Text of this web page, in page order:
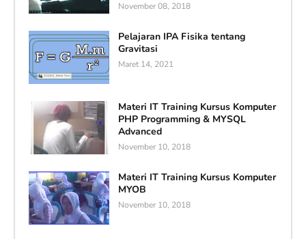
November 08, 2018
Pelajaran IPA Fisika tentang
Gravitasi
Maret 14, 2021
Materi IT Training Kursus Komputer
PHP Programming & MYSQL
Advanced
November 10, 2018
Materi IT Training Kursus Komputer
MYOB
November 10, 2018